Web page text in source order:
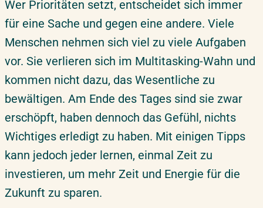
Wer Prioritäten setzt, entscheidet sich immer
für eine Sache und gegen eine andere. Viele
Menschen nehmen sich viel zu viele Aufgaben
vor. Sie verlieren sich im Multitasking-Wahn und
kommen nicht dazu, das Wesentliche zu
bewältigen. Am Ende des Tages sind sie zwar
erschöpft, haben dennoch das Gefühl, nichts
Wichtiges erledigt zu haben. Mit einigen Tipps
kann jedoch jeder lernen, einmal Zeit zu
investieren, um mehr Zeit und Energie für die
Zukunft zu sparen.